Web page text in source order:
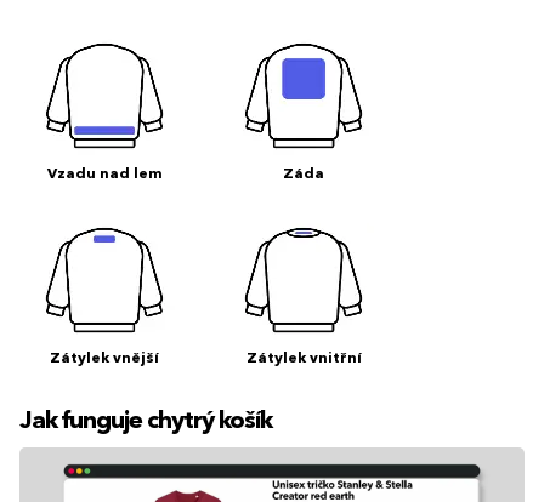
Vzadu nad lem Záda
Zátylek vnější Zátylek vnitřní
Jak funguje chytrý košík